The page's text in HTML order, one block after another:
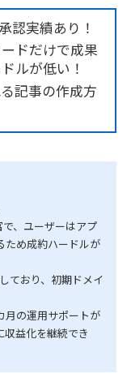
認実績あり！
ドだけで成果
ルが低い！
記事の作成方
、ユーザーはアプ
ため成約ハードルが
ており、初期ドメイ
月の運用サポートが
益化を継続でき